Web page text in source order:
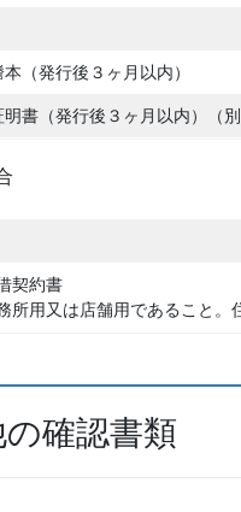
（発行後３ヶ月以内）
書（発行後３ヶ月以内）（別
契約書
所用又は店舗用であること。
確認書類